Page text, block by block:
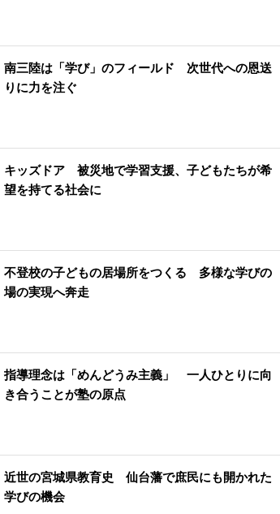
南三陸は「学び」のフィールド 次世代への恩送
りに力を注ぐ
キッズドア 被災地で学習支援、子どもたちが希
望を持てる社会に
不登校の子どもの居場所をつくる 多様な学びの
場の実現へ奔走
指導理念は「めんどうみ主義」 一人ひとりに向
き合うことが塾の原点
近世の宮城県教育史 仙台藩で庶民にも開かれた
学びの機会